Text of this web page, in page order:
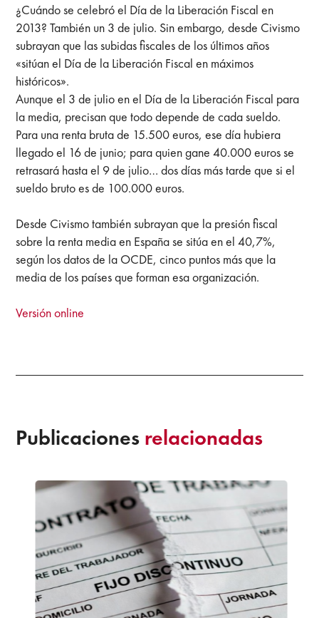
¿Cuándo se celebró el Día de la Liberación Fiscal en
2013? También un 3 de julio. Sin embargo, desde Civismo
subrayan que las subidas fiscales de los últimos años
«sitúan el Día de la Liberación Fiscal en máximos
históricos».
Aunque el 3 de julio en el Día de la Liberación Fiscal para
la media, precisan que todo depende de cada sueldo.
Para una renta bruta de 15.500 euros, ese día hubiera
llegado el 16 de junio; para quien gane 40.000 euros se
retrasará hasta el 9 de julio… dos días más tarde que si el
sueldo bruto es de 100.000 euros.
Desde Civismo también subrayan que la presión fiscal
sobre la renta media en España se sitúa en el 40,7%,
según los datos de la OCDE, cinco puntos más que la
media de los países que forman esa organización.
Versión online
Publicaciones relacionadas